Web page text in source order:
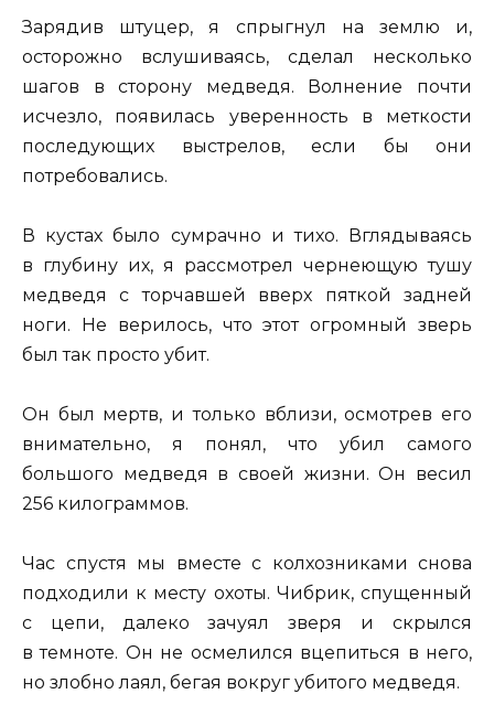
Зарядив штуцер, я спрыгнул на землю и,
осторожно вслушиваясь, сделал несколько
шагов в сторону медведя. Волнение почти
исчезло, появилась уверенность в меткости
последующих выстрелов, если бы они
потребовались.
В кустах было сумрачно и тихо. Вглядываясь
в глубину их, я рассмотрел чернеющую тушу
медведя с торчавшей вверх пяткой задней
ноги. Не верилось, что этот огромный зверь
был так просто убит.
Он был мертв, и только вблизи, осмотрев его
внимательно, я понял, что убил самого
большого медведя в своей жизни. Он весил
256 килограммов.
Час спустя мы вместе с колхозниками снова
подходили к месту охоты. Чибрик, спущенный
с цепи, далеко зачуял зверя и скрылся
в темноте. Он не осмелился вцепиться в него,
но злобно лаял, бегая вокруг убитого медведя.